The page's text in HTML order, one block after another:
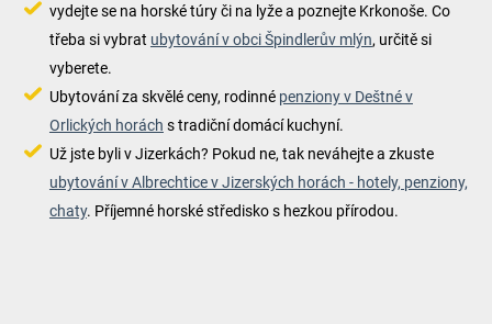
vydejte se na horské túry či na lyže a poznejte Krkonoše. Co
třeba si vybrat ubytování v obci Špindlerův mlýn, určitě si
vyberete.
Ubytování za skvělé ceny, rodinné penziony v Deštné v
Orlických horách s tradiční domácí kuchyní.
Už jste byli v Jizerkách? Pokud ne, tak neváhejte a zkuste
ubytování v Albrechtice v Jizerských horách - hotely, penziony,
chaty. Příjemné horské středisko s hezkou přírodou.